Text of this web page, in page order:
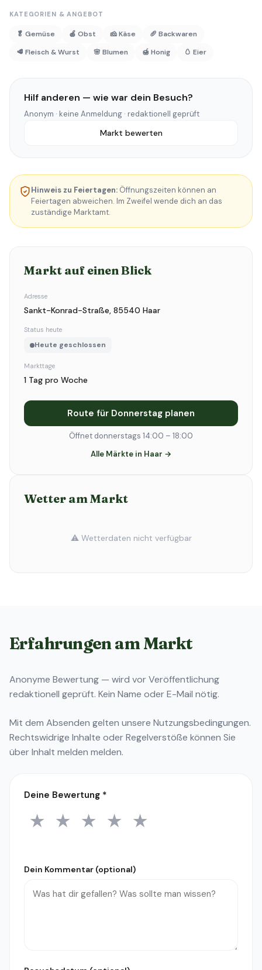
KATEGORIEN & ANGEBOT
🥬 Gemüse 🍎 Obst 🧀 Käse
🥖 Backwaren
🥩 Fleisch & Wurst
🌸 Blumen 🍯 Honig 🥚 Eier
Hilf anderen — wie war dein Besuch?
Anonym · keine Anmeldung · redaktionell geprüft
Markt bewerten
Hinweis zu Feiertagen: Öffnungszeiten können an
Feiertagen abweichen. Im Zweifel wende dich an das
zuständige Marktamt.
Markt auf einen Blick
Adresse
Sankt-Konrad-Straße, 85540 Haar
Status heute
Heute geschlossen
Markttage
1 Tag pro Woche
Route für Donnerstag planen
Öffnet donnerstags 14:00 – 18:00
Alle Märkte in Haar →
Wetter am Markt
⚠️ Wetterdaten nicht verfügbar
Erfahrungen am Markt
Anonyme Bewertung — wird vor Veröffentlichung
redaktionell geprüft. Kein Name oder E-Mail nötig.
Mit dem Absenden gelten unsere Nutzungsbedingungen.
Rechtswidrige Inhalte oder Regelverstöße können Sie
überInhalt melden melden.
Deine Bewertung *
1 Stern
★ 2 Sterne
★ 3 Sterne
★ 4 Sterne
★ 5 Sterne
★
Dein Kommentar (optional)